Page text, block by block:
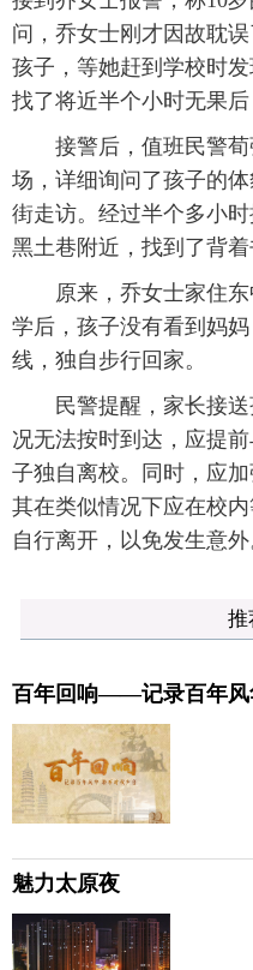
问，乔女士刚才因故耽
孩子，等她赶到学校时
找了将近半个小时无果后
接警后，值班民警荀
场，详细询问了孩子的
街走访。经过半个多小
黑土巷附近，找到了背着
原来，乔女士家住东
学后，孩子没有看到妈
线，独自步行回家。
民警提醒，家长接送
况无法按时到达，应提
子独自离校。同时，应
其在类似情况下应在校
自行离开，以免发生意外
推
百年回响——记录百年风
魅力太原夜